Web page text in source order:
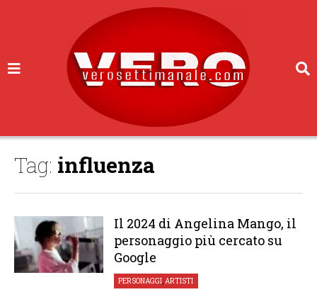
Tag: influenza
Il 2024 di Angelina Mango, il
personaggio più cercato su
Google
PERSONAGGI,ARTISTI